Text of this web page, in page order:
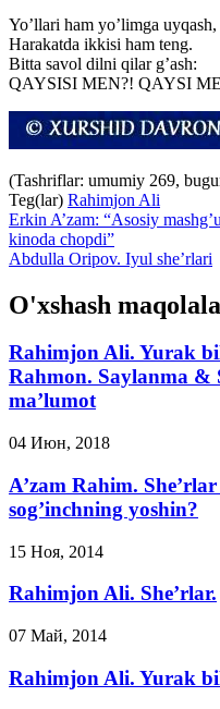
Yo’llari ham yo’limga uyqash,
Harakatda ikkisi ham teng.
Bitta savol dilni qilar g’ash:
QAYSISI MEN?! QAYSI
(Tashriflar: umumiy 269,
Teg(lar) Rahimjon Ali
Erkin A’zam: “Asosiy
kinoda chopdi”
Abdulla Oripov. Iyul she’rlari
O'xshash
Rahimjon Ali. Yurak
Rahmon. Saylanma
ma’lumot
04 Июн, 2018
A’zam Rahim.
sog’inchning yoshin?
15 Ноя, 2014
Rahimjon Ali. She’rlar.
07 Май, 2014
Rahimjon Ali. Yurak